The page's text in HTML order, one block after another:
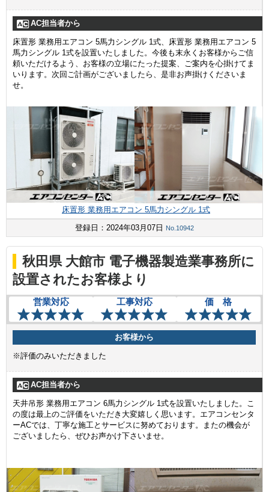
AC担当者から
床置形 業務用エアコン 5馬力シングル 1式、床置形 業務用エアコン 5
馬力シングル 1式を設置いたしました。今後も末永くお客様からご信
頼いただけるよう、お客様の立場にたった提案、ご案内を心掛けてま
いります。次回ご計画がございましたら、是非お声掛けくださいま
せ。
床置形 業務用エアコン 5馬力シングル 1式
登録日：2024年03月07日
No.10942
秋田県 大館市 電子機器製造業事務所に
設置されたお客様より
営業対応 工事対応 価 格
お客様から
※評価のみいただきました
AC担当者から
天井吊形 業務用エアコン 6馬力シングル 1式を設置いたしました。こ
の度は最上のご評価をいただき大変嬉しく思います。エアコンセンタ
ーACでは、丁寧な施工とサービスに努めております。またの機会が
ございましたら、ぜひお声かけ下さいませ。